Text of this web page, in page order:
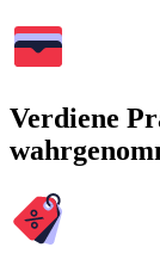
Verdiene